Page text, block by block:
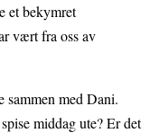
et bekymret
vært fra oss av
sammen med Dani.
middag ute? Er det